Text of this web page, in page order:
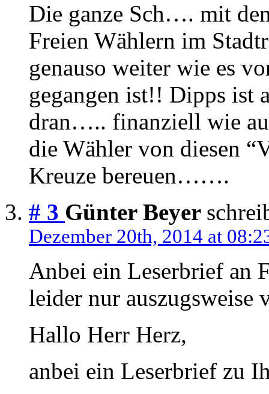
Die ganze Sch…. mit
Freien Wählern im
genauso weiter wie es
gegangen ist!! Dipps ist
dran….. finanziell wie
die Wähler von diesen
Kreuze bereuen…….
# 3 Günter Beyer
Dezember 20th, 2014 at
Anbei ein Leserbrief an
leider nur
Hallo Herr Herz,
anbei ein Leserbrief zu